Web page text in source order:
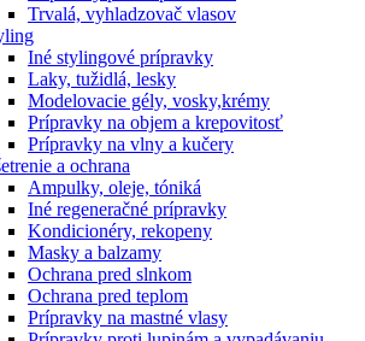
Trvalá, vyhladzovač vlasov
Iné stylingové prípravky
Laky, tužidlá, lesky
Modelovacie gély, vosky,krémy
Prípravky na objem a krepovitosť
Prípravky na vlny a kučery
a ochrana
Ampulky, oleje, tóniká
Iné regeneračné prípravky
Kondicionéry, rekopeny
Masky a balzamy
Ochrana pred slnkom
Ochrana pred teplom
Prípravky na mastné vlasy